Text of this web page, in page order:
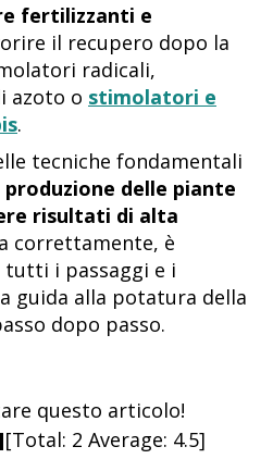
fertilizzanti e
il recupero dopo la
radicali,
azoto o stimolatori e
.
tecniche fondamentali
produzione delle piante
risultati di alta
correttamente, è
tutti i passaggi e i
guida alla potatura della
dopo passo.
questo articolo!
[Total: 2 Average: 4.5]